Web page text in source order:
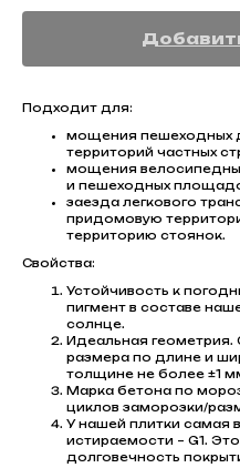
Подходит для:
мощения пешеходных
территорий частных
мощения
и пешеходных
заезда легкового
придомовую
территорию стоянок.
Свойства:
Устойчивость к
пигмент в составе
солнце.
Идеальная геометрия.
размера по длине и
толщине не более ±1
Марка бетона по
циклов заморозки/
У нашей плитки самая
истираемости – G1.
долговечность